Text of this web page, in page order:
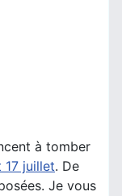
à tomber
17 juillet. De
Je vous